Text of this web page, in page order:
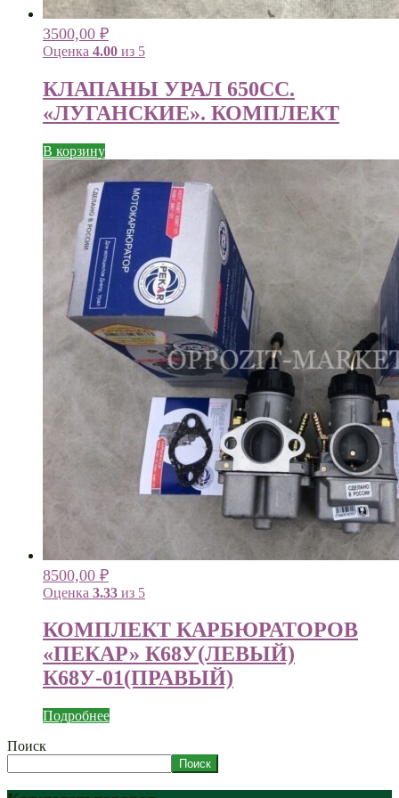
3500,00 ₽
Оценка 4.00 из 5
КЛАПАНЫ УРАЛ 650СС.
«ЛУГАНСКИЕ». КОМПЛЕКТ
В корзину
8500,00 ₽
Оценка 3.33 из 5
КОМПЛЕКТ КАРБЮРАТОРОВ
«ПЕКАР» К68У(ЛЕВЫЙ)
К68У-01(ПРАВЫЙ)
Подробнее
Поиск
Поиск